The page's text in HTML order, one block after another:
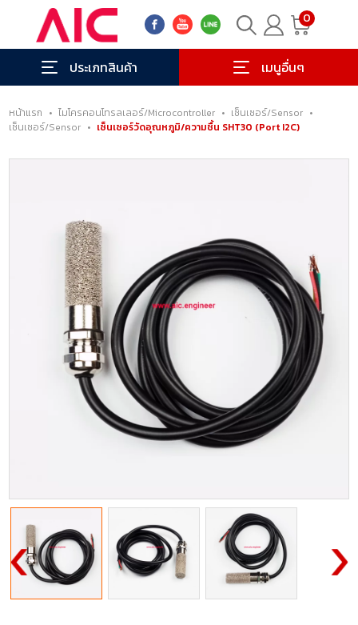
0
ประเภทสินค้า เมนูอื่นๆ
หน้าแรก • ไมโครคอนโทรลเลอร์/Microcontroller • เซ็นเซอร์/Sensor •
เซ็นเซอร์/Sensor • เซ็นเซอร์วัดอุณหภูมิ/ความชื้น SHT30 (Port I2C)